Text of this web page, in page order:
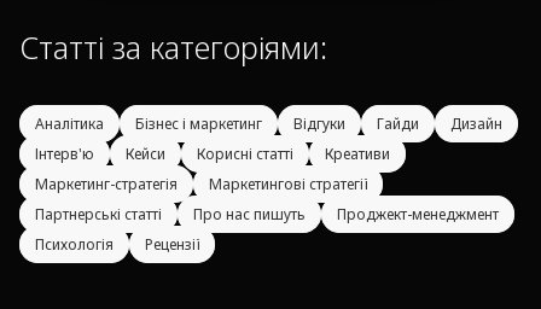
Статті за категоріями:
Аналітика Бізнес і маркетинг Відгуки Гайди
Дизайн
Інтерв'ю
Кейси Корисні статті
Креативи
Маркетинг-стратегія
Маркетингові стратегії
Партнерські статті
Про нас пишуть
Проджект-менеджмент
Психологія
Рецензії